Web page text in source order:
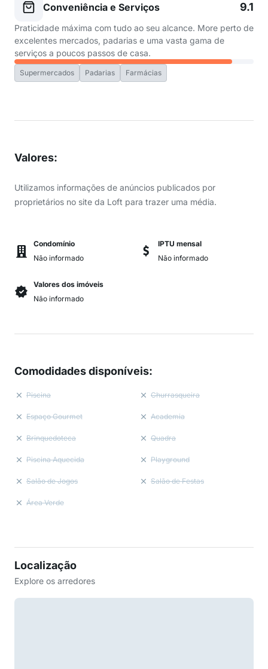
Conveniência e Serviços 9.1
Praticidade máxima com tudo ao seu alcance. More perto de
excelentes mercados, padarias e uma vasta gama de
serviços a poucos passos de casa.
Supermercados Padarias Farmácias
Valores:
Utilizamos informações de anúncios publicados por
proprietários no site da Loft para trazer uma média.
Condomínio
Não informado
IPTU mensal
Não informado
Valores dos imóveis
Não informado
Comodidades disponíveis:
Piscina Churrasqueira
Espaço Gourmet Academia
Brinquedoteca Quadra
Piscina Aquecida Playground
Salão de Jogos Salão de Festas
Área Verde
Localização
Explore os arredores